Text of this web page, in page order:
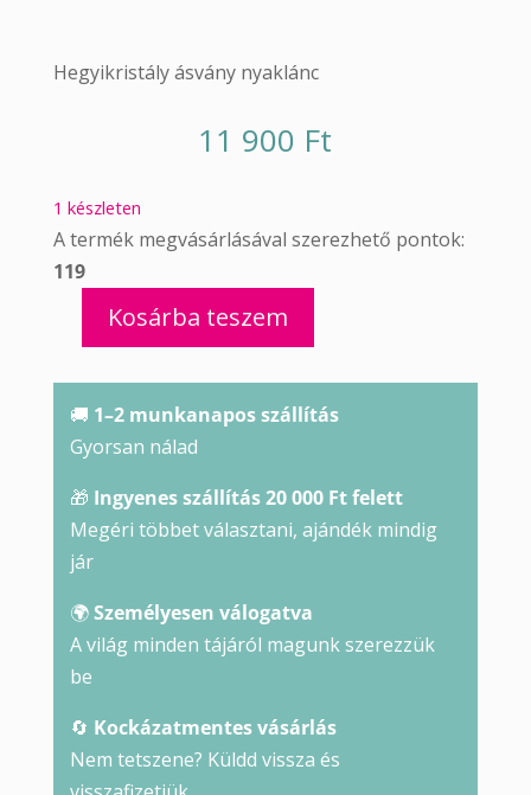
Hegyikristály ásvány nyaklánc
11 900 Ft
1 készleten
A termék megvásárlásával szerezhető pontok:
119
Hegyikristály
mennyiség
Kosárba teszem
🚚 1–2 munkanapos szállítás
Gyorsan nálad
🎁 Ingyenes szállítás 20 000 Ft felett
Megéri többet választani, ajándék mindig
jár
🌍Személyesen válogatva
A világ minden tájáról magunk szerezzük
be
🔄 Kockázatmentes vásárlás
Nem tetszene? Küldd vissza és